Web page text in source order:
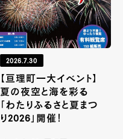
2026.7.30
【亘理町一大イベント】
夏の夜空と海を彩る
「わたりふるさと夏まつ
り2026」開催！